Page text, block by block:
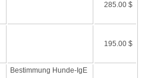
285.00 $
195.00 $
Bestimmung Hunde-IgE